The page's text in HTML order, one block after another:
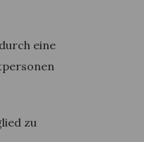
eine
zu